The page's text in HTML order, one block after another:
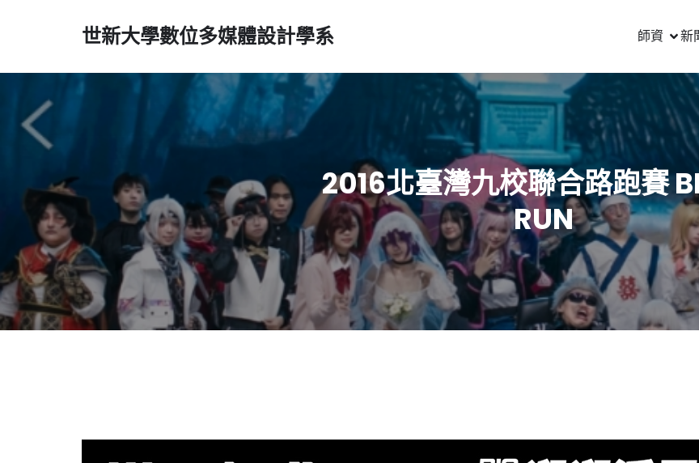
世新大學數位多媒體設計學系 師資 新
2016北臺灣九校聯合路跑賽
RUN